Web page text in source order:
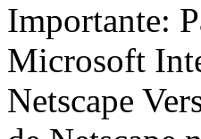
Importante:
Microsoft
Netscape